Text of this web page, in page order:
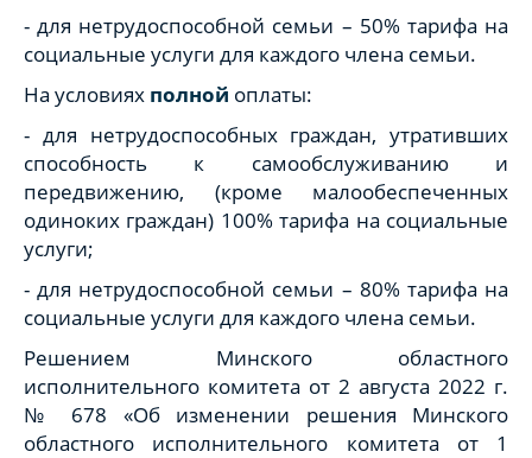
- для нетрудоспособной семьи – 50% тарифа на
социальные услуги для каждого члена семьи.
На условиях полной оплаты:
- для нетрудоспособных граждан, утративших
способность к самообслуживанию и
передвижению, (кроме малообеспеченных
одиноких граждан) 100% тарифа на социальные
услуги;
- для нетрудоспособной семьи – 80% тарифа на
социальные услуги для каждого члена семьи.
Решением Минского областного
исполнительного комитета от 2 августа 2022 г.
№ 678 «Об изменении решения Минского
областного исполнительного комитета от 1